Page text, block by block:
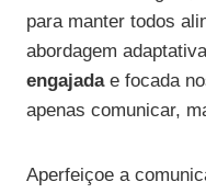
para manter todos
abordagem
engajadae focada
apenas comunicar,
Aperfeiçoe a